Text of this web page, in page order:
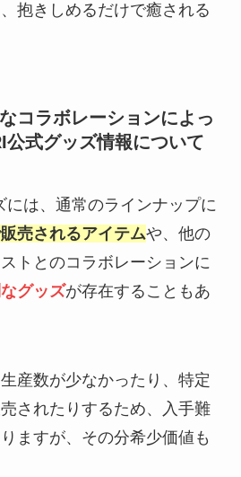
抱きしめるだけで癒される
コラボレーションによっ
式グッズ情報について
には、通常のラインナップに
売されるアイテムや、他の
トとのコラボレーションに
グッズが存在することもあ
産数が少なかったり、特定
されたりするため、入手難
ますが、その分希少価値も